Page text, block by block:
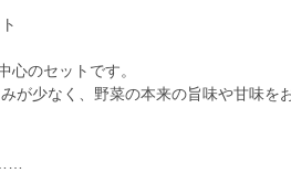
心のセットです。
が少なく、野菜の本来の旨味や甘味を